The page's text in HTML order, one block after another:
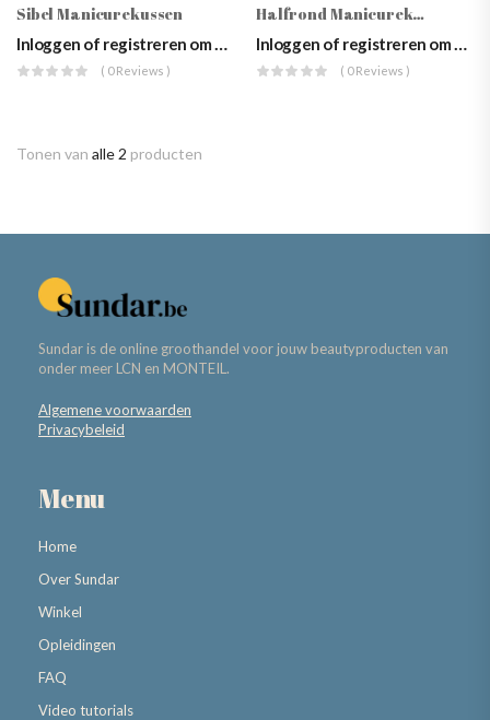
Sibel Manicurekussen
Inloggen of registreren om prijzen te zien
( 0 Reviews )
Halfrond Manicurekussen
Inloggen of registreren om prijzen te zien
( 0 Reviews )
Tonen van alle 2 producten
Sundar is de online groothandel voor jouw beautyproducten van
onder meer LCN en MONTEIL.
Algemene voorwaarden
Privacybeleid
Menu
Home
Over Sundar
Winkel
Opleidingen
FAQ
Video tutorials